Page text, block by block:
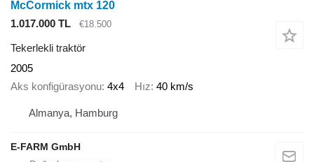
McCormick mtx 120
1.017.000 TL
€18.500
Tekerlekli traktör
2005
Aks konfigürasyonu 4x4 Hız 40 km/s
Almanya, Hamburg
E-FARM GmbH